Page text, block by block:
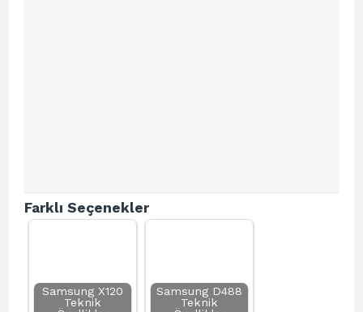
Farklı Seçenekler
Samsung X120
Teknik
Samsung D488
Teknik